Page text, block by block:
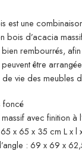
est une
bois d’acacia
rembourrés,
être
vie des meubles
foncé
avec finition à
x 65 x 35 cm L x l
: 69 x 69 x